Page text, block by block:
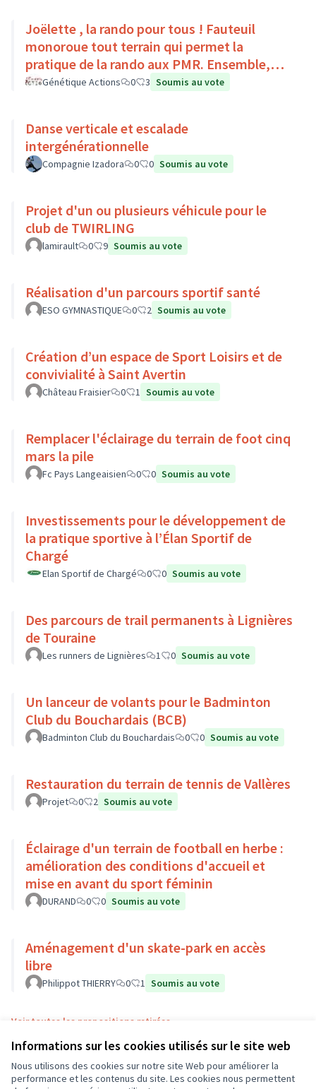
Informations sur les cookies utilisés sur le site web
Nous utilisons des cookies sur notre site Web pour améliorer la
performance et les contenus du site. Les cookies nous permettent
Joëlette , la rando pour tous ! Fauteuil
monoroue tout terrain qui permet la
pratique de la rando aux PMR. Ensemble,
faisons du sport :)
Génétique Actions 0 3 Soumis au vote
Danse verticale et escalade
intergénérationnelle
Compagnie Izadora 0 0 Soumis au vote
Projet d'un ou plusieurs véhicule pour le
club de TWIRLING
lamirault 0 9 Soumis au vote
Réalisation d'un parcours sportif santé
ESO GYMNASTIQUE 0 2 Soumis au vote
Création d’un espace de Sport Loisirs et de
convivialité à Saint Avertin
Château Fraisier 0 1 Soumis au vote
Remplacer l'éclairage du terrain de foot cinq
mars la pile
Fc Pays Langeaisien 0 0 Soumis au vote
Investissements pour le développement de
la pratique sportive à l’Élan Sportif de
Chargé
Elan Sportif de Chargé 0 0 Soumis au vote
Des parcours de trail permanents à Lignières
de Touraine
Les runners de Lignières 1 0 Soumis au vote
Un lanceur de volants pour le Badminton
Club du Bouchardais (BCB)
Badminton Club du Bouchardais 0 0 Soumis au vote
Restauration du terrain de tennis de Vallères
Projet 0 2 Soumis au vote
Éclairage d'un terrain de football en herbe :
amélioration des conditions d'accueil et
mise en avant du sport féminin
DURAND 0 0 Soumis au vote
Aménagement d'un skate-park en accès
libre
Philippot THIERRY 0 1 Soumis au vote
Voir toutes les propositions retirées
Conditions d'utilisation
Paramètres des cookies